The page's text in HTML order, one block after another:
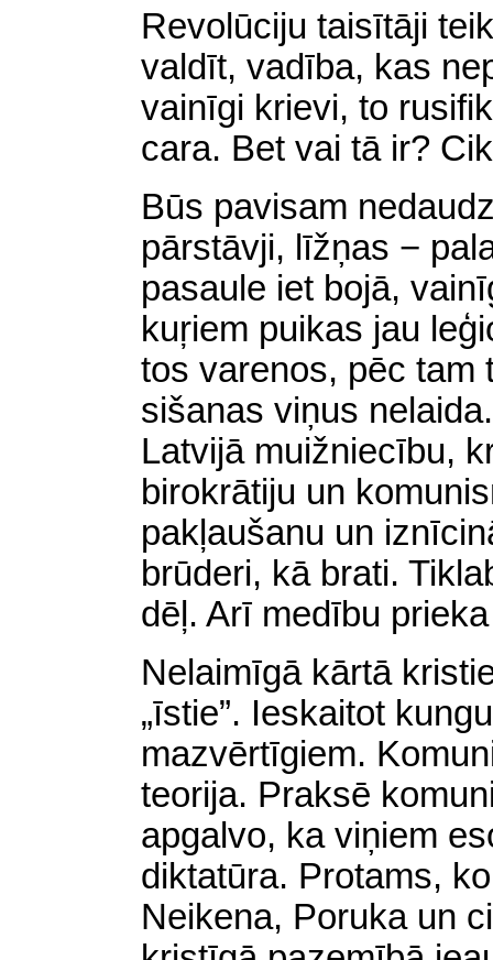
Revolūciju taisītāji
valdīt, vadība, kas
vainīgi krievi, to
cara. Bet vai tā ir?
Būs pavisam
pārstāvji, līžņas −
pasaule iet bojā,
kuŗiem puikas jau
tos varenos, pēc tam
sišanas viņus
Latvijā muižniecību,
birokrātiju un
pakļaušanu un
brūderi, kā brati.
dēļ. Arī medību
Nelaimīgā kārtā
„īstie”. Ieskaitot
mazvērtīgiem.
teorija. Praksē
apgalvo, ka viņiem
diktatūra. Protams,
Neikena, Poruka un